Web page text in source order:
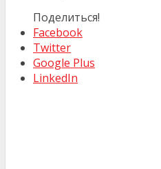
Поделиться!
Facebook
Twitter
Google Plus
LinkedIn